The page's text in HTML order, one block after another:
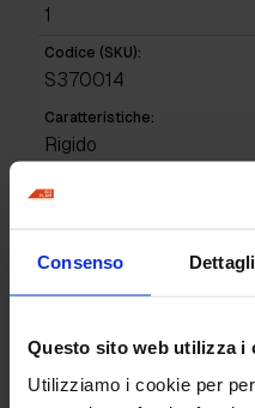
Consenso Dettagli
Questo sito web utilizza i
Utilizziamo i cookie per
1
Codice (SKU):
S370014
Caratteristiche:
Rigido
820 x 110 mm
2
Hai bisogno